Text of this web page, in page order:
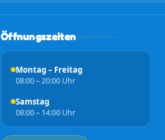
Öffnungszeiten
Montag – Freitag
08:00 – 20:00 Uhr
Samstag
08:00 – 14:00 Uhr